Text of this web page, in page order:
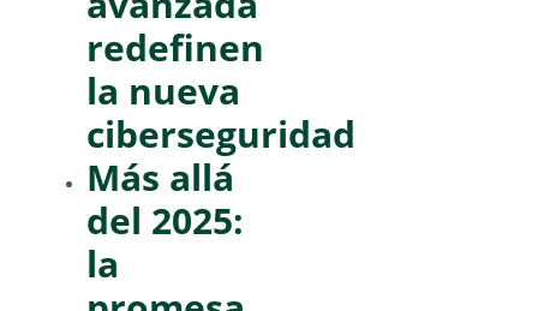
redefinen
la nueva
ciberseguridad
Más allá
del 2025:
la